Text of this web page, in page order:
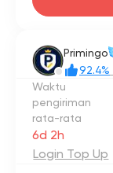
Primingo
92.4%
Waktu
pengiriman
rata-rata
6d 2h
Login Top Up